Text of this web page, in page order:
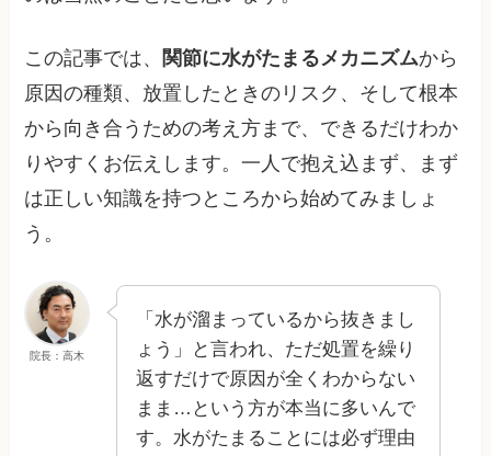
この記事では、 関節に水がたまるメカニズムから
原因の種類、放置したときのリスク、そして根本
から向き合うための考え方まで、できるだけわか
りやすくお伝えします。一人で抱え込まず、まず
は正しい知識を持つところから始めてみましょ
う。
院長：高木
「水が溜まっているから抜きまし
ょう」と言われ、ただ処置を繰り
返すだけで原因が全くわからない
まま…という方が本当に多いんで
す。水がたまることには必ず理由